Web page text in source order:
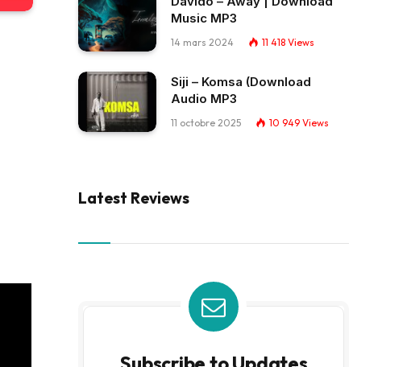
Music MP3
14 mars 2024 11 418 Views
Siji – Komsa (Download
Audio MP3
11 octobre 2025 10 949 Views
Latest Reviews